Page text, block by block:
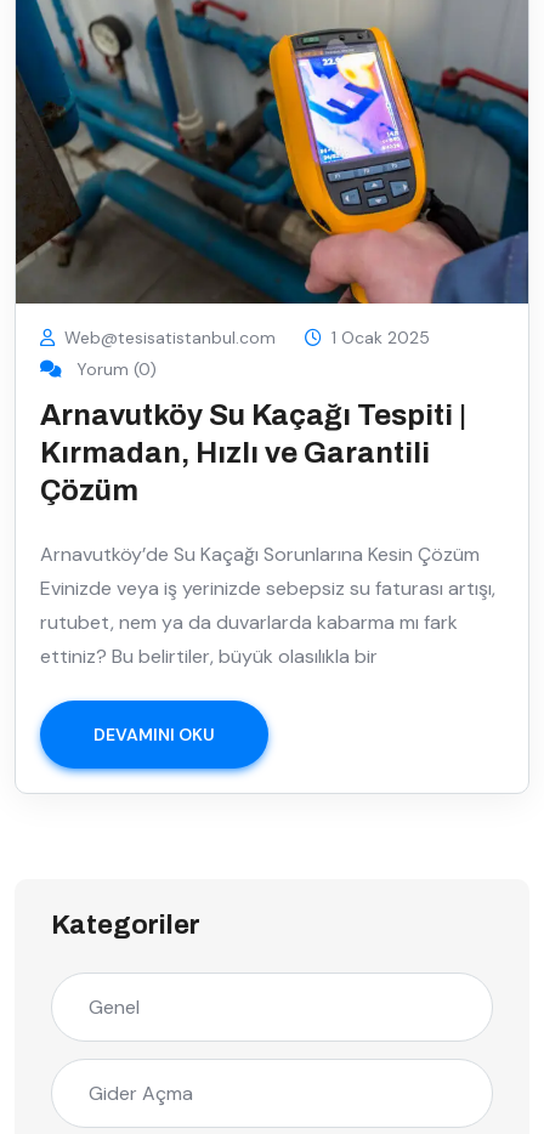
Web@tesisatistanbul.com
1 Ocak 2025
Yorum (0)
Arnavutköy Su Kaçağı Tespiti |
Kırmadan, Hızlı ve Garantili
Çözüm
Arnavutköy’de Su Kaçağı Sorunlarına Kesin Çözüm
Evinizde veya iş yerinizde sebepsiz su faturası artışı,
rutubet, nem ya da duvarlarda kabarma mı fark
ettiniz? Bu belirtiler, büyük olasılıkla bir
DEVAMINI OKU
Kategoriler
Genel
Gider Açma